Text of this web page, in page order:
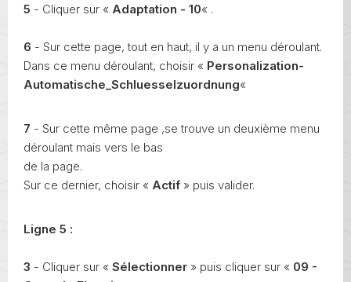
5 - Cliquer sur « Adaptation - 10« .
6 - Sur cette page, tout en haut, il y a un menu déroulant.
Dans ce menu déroulant, choisir « Personalization-
Automatische_Schluesselzuordnung«
7 - Sur cette même page ,se trouve un deuxième menu
déroulant mais vers le bas
de la page.
Sur ce dernier, choisir « Actif » puis valider.
Ligne 5 :
3 - Cliquer sur « Sélectionner » puis cliquer sur « 09 -